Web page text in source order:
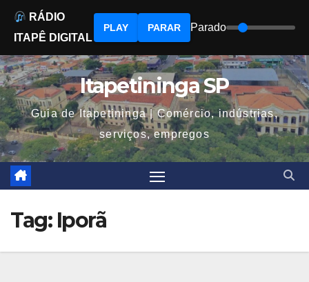
to
content
Itapetininga SP
Guia de Itapetininga | Comércio, indústrias,
serviços, empregos
Tag: Iporã
RÁDIO
ITAPÊ DIGITAL
PLAY PARAR Parado